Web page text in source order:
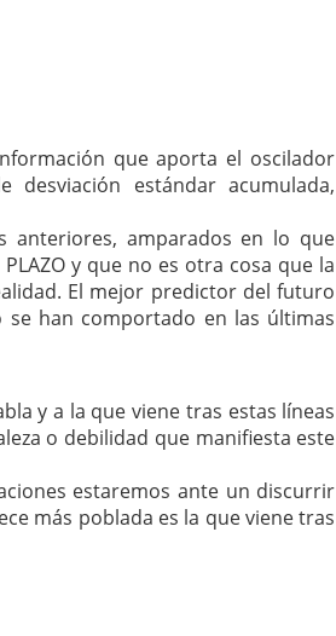
que aporta el oscilador
estándar acumulada,
anteriores, amparados en lo que
y que no es otra cosa que la
El mejor predictor del futuro
han comportado en las últimas
y a la que viene tras estas líneas
o debilidad que manifiesta este
estaremos ante un discurrir
más poblada es la que viene tras